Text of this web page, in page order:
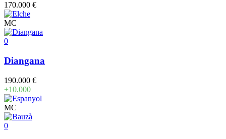
170.000 €
MC
0
Diangana
190.000 €
+10.000
MC
0